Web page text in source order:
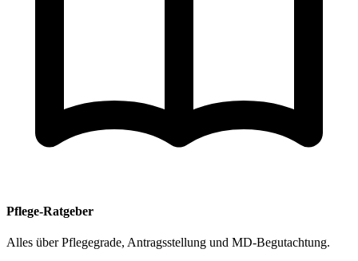
Pflege-Ratgeber
Alles über Pflegegrade, Antragsstellung und MD-Begutachtung.